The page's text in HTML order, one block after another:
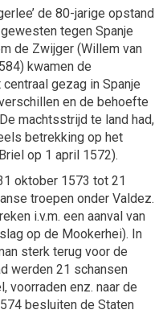
de 80-jarige opstand
tegen Spanje
de Zwijger (Willem van
kwamen de
gezag in Spanje
en de behoefte
machtsstrijd te land had,
betrekking op het
op 1 april 1572).
oktober 1573 tot 21
troepen onder Valdez.
i.v.m. een aanval van
op de Mookerhei). In
sterk terug voor de
werden 21 schansen
voorraden enz. naar de
besluiten de Staten